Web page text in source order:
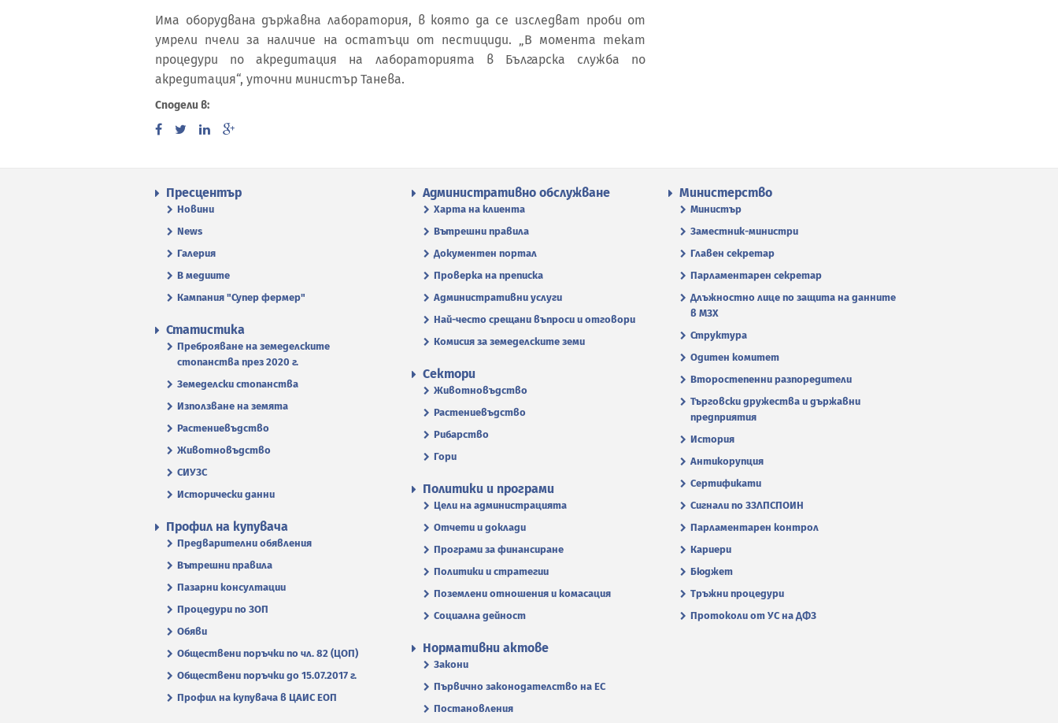
Има оборудвана държавна лаборатория, в която да се изследват проби от
умрели пчели за наличие на остатъци от пестициди. „В момента текат
процедури по акредитация на лабораторията в Българска служба по
акредитация“, уточни министър Танева.
Сподели в:
Пресцентър
Новини
News
Галерия
В медиите
Кампания "Супер фермер"
Административно обслужване
Харта на клиента
Вътрешни правила
Документен портал
Проверка на преписка
Административни услуги
Най-често срещани въпроси и отговори
Комисия за земеделските земи
Министерство
Министър
Заместник-министри
Главен секретар
Парламентарен секретар
Длъжностно лице по защита на данните
в МЗХ
Структура
Одитен комитет
Второстепенни разпоредители
Търговски дружества и държавни
предприятия
История
Антикорупция
Сертификати
Сигнали по ЗЗЛПСПОИН
Парламентарен контрол
Кариери
Бюджет
Тръжни процедури
Протоколи от УС на ДФЗ
Статистика
Преброяване на земеделските
стопанства през 2020 г.
Земеделски стопанства
Използване на земята
Растениевъдство
Животновъдство
СИУЗС
Исторически данни
Сектори
Животновъдство
Растениевъдство
Рибарство
Гори
Политики и програми
Цели на администрацията
Отчети и доклади
Програми за финансиране
Политики и стратегии
Поземлени отношения и комасация
Социална дейност
Профил на купувача
Предварителни обявления
Вътрешни правила
Пазарни консултации
Процедури по ЗОП
Обяви
Обществени поръчки по чл. 82 (ЦОП)
Обществени поръчки до 15.07.2017 г.
Профил на купувача в ЦАИС ЕОП
Нормативни актове
Закони
Първично законодателство на ЕС
Постановления